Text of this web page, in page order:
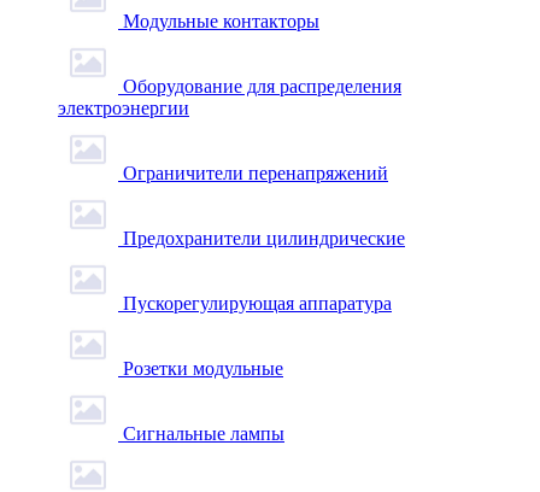
Модульные контакторы
Оборудование для распределения
электроэнергии
Ограничители перенапряжений
Предохранители цилиндрические
Пускорегулирующая аппаратура
Розетки модульные
Сигнальные лампы